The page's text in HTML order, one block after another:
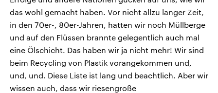
das wohl gemacht haben. Vor nicht allzu langer Zeit,
in den 70er-, 80er-Jahren, hatten wir noch Müllberge
und auf den Flüssen brannte gelegentlich auch mal
eine Ölschicht. Das haben wir ja nicht mehr! Wir sind
beim Recycling von Plastik vorangekommen und,
und, und. Diese Liste ist lang und beachtlich. Aber wir
wissen auch, dass wir riesengroße